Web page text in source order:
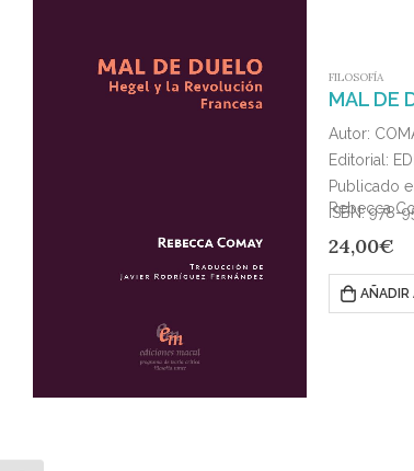
FILOSOFÍA
MAL DE
Autor:
Editorial:
Publicado
ISBN: 978-
Rebecca
24,00€
AÑADIR